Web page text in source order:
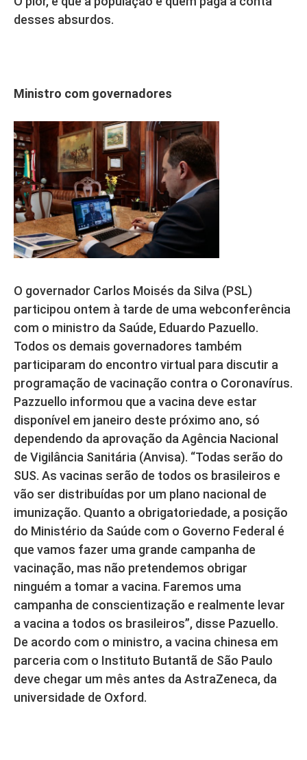
desses absurdos.
Ministro com governadores
O governador Carlos Moisés da Silva (PSL)
participou ontem à tarde de uma webconferência
com o ministro da Saúde, Eduardo Pazuello.
Todos os demais governadores também
participaram do encontro virtual para discutir a
programação de vacinação contra o Coronavírus.
Pazzuello informou que a vacina deve estar
disponível em janeiro deste próximo ano, só
dependendo da aprovação da Agência Nacional
de Vigilância Sanitária (Anvisa). “Todas serão do
SUS. As vacinas serão de todos os brasileiros e
vão ser distribuídas por um plano nacional de
imunização. Quanto a obrigatoriedade, a posição
do Ministério da Saúde com o Governo Federal é
que vamos fazer uma grande campanha de
vacinação, mas não pretendemos obrigar
ninguém a tomar a vacina. Faremos uma
campanha de conscientização e realmente levar
a vacina a todos os brasileiros”, disse Pazuello.
De acordo com o ministro, a vacina chinesa em
parceria com o Instituto Butantã de São Paulo
deve chegar um mês antes da AstraZeneca, da
universidade de Oxford.